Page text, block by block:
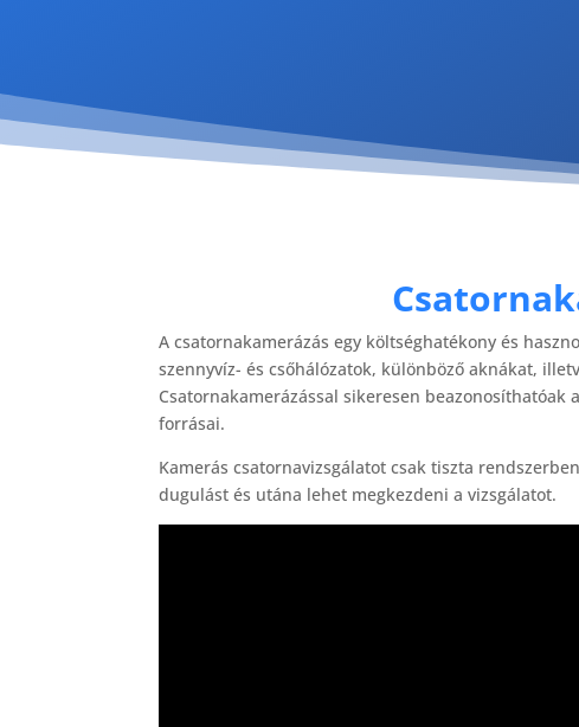
A csatornakamerázás egy költséghatékony és
szennyvíz- és csőhálózatok, különböző aknákat,
Csatornakamerázással sikeresen beazonosíthatóak
forrásai.
Kamerás csatornavizsgálatot csak tiszta
dugulást és utána lehet megkezdeni a vizsgálatot.